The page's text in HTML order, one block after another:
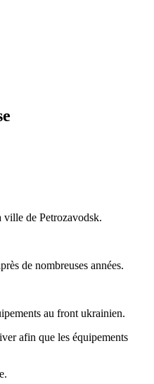
ville de Petrozavodsk.
de nombreuses années.
au front ukrainien.
afin que les équipements